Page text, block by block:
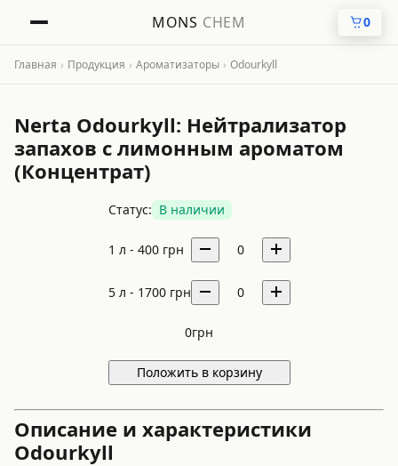
MONS CHEM 0
Главная › Продукция › Ароматизаторы › Odourkyll
Nerta Odourkyll: Нейтрализатор
запахов с лимонным ароматом
(Концентрат)
Статус: В наличии
1 л - 400 грн 0
5 л - 1700 грн 0
0грн
Положить в корзину
Описание и характеристики
Odourkyll